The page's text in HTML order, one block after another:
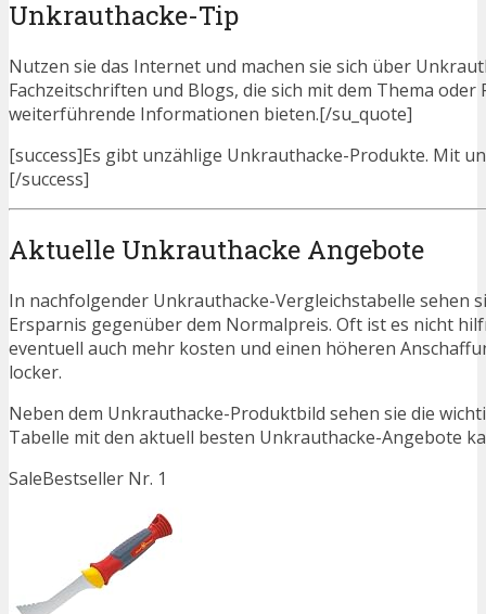
Unkrauthacke-Tip
Nutzen sie das Internet und machen sie sich über
Fachzeitschriften und Blogs, die sich mit dem Thema
weiterführende Informationen bieten.[/su_quote]
[success]Es gibt unzählige Unkrauthacke-Produkte. Mit
[/success]
Aktuelle Unkrauthacke Angebote
In nachfolgender Unkrauthacke-Vergleichstabelle sehen
Ersparnis gegenüber dem Normalpreis. Oft ist es nicht
eventuell auch mehr kosten und einen höheren
locker.
Neben dem Unkrauthacke-Produktbild sehen sie die
Tabelle mit den aktuell besten Unkrauthacke-Angebote
SaleBestseller Nr. 1